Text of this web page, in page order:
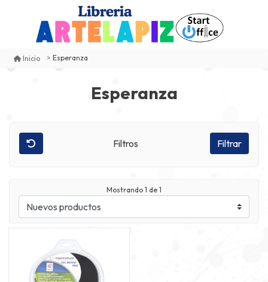
Inicio Esperanza
Esperanza
Filtros Filtrar
Mostrando 1 de 1